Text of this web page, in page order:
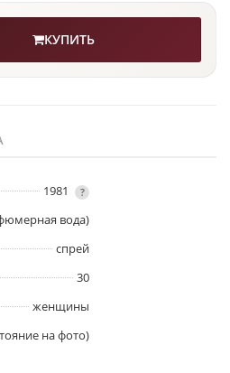
КУПИТЬ
1981 ?
вода)
спрей
30
женщины
на фото)